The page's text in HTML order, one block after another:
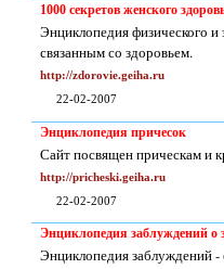
1000 секретов женского
Энциклопедия физического
связанным со здоровьем.
http://zdorovie.geiha.ru
22-02-2007
Энциклопедия причесок
Сайт посвящен прическам и
http://pricheski.geiha.ru
22-02-2007
Энциклопедия заблуждений о
Энциклопедия заблуждений -